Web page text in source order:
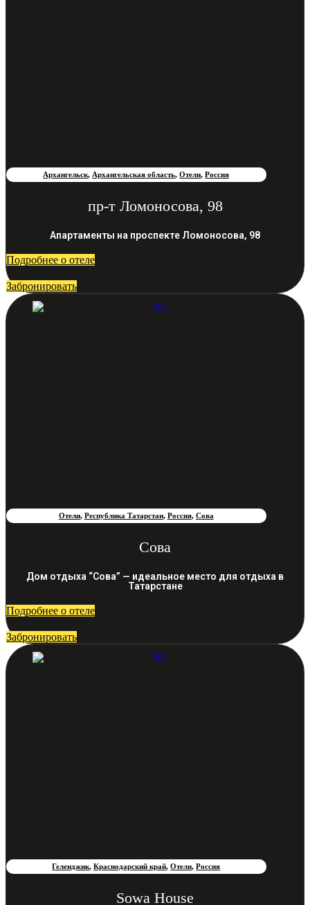
Архангельск, Архангельская область,Отели,Россия
пр-т Ломоносова, 98
Апартаменты на проспекте Ломоносова, 98
Подробнее о отеле
Забронировать
Отели, Республика Татарстан, Россия, Сова
Сова
Дом отдыха “Сова” — идеальное место для отдыха в
Татарстане
Подробнее о отеле
Забронировать
Геленджик,Краснодарский край,Отели,Россия
Sowa House